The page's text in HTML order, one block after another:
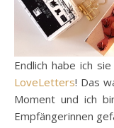
Endlich habe ich
LoveLetters! Das
Moment und ich
Empfängerinnen